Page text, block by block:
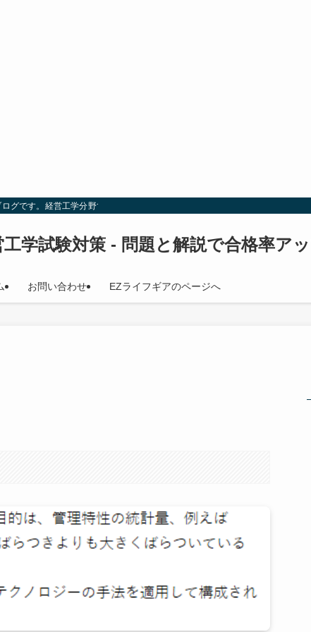
グです。経営工学分野での試験対策を効率的に行い、合格を目指しましょう
学試験対策 - 問題と解説で合格率ア
お問い合わせ EZライフギアのページへ